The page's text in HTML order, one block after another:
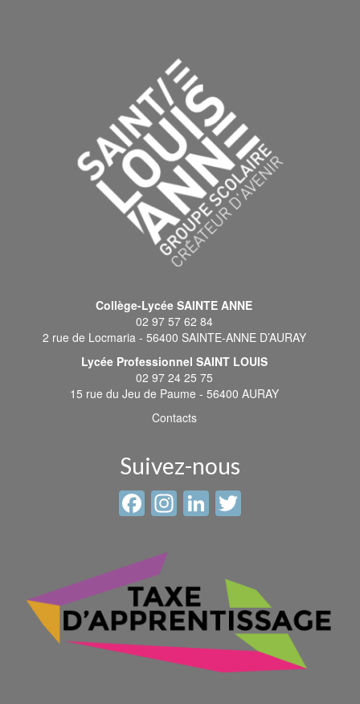
Collège-Lycée SAINTE ANNE
02 97 57 62 84
2 rue de Locmaria - 56400 SAINTE-ANNE D’AURAY
Lycée Professionnel SAINT LOUIS
02 97 24 25 75
15 rue du Jeu de Paume - 56400 AURAY
Contacts
Suivez-nous
Facebook
Instagram
LinkedIn